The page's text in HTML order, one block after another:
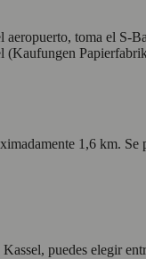
toma el S-
1,6 km.
puedes elegir